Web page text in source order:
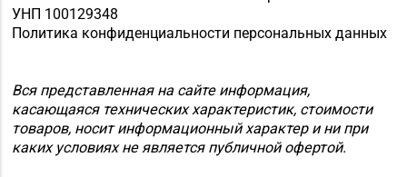
УНП 100129348
Политика конфиденциальности персональных данных
Вся представленная на сайте информация,
касающаяся технических характеристик, стоимости
товаров, носит информационный характер и ни при
каких условиях не является публичной офертой.